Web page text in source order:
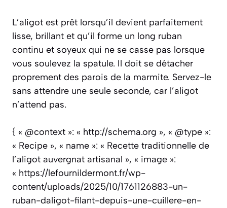
L’aligot est prêt lorsqu’il devient parfaitement
lisse, brillant et qu’il forme un long ruban
continu et soyeux qui ne se casse pas lorsque
vous soulevez la spatule. Il doit se détacher
proprement des parois de la marmite. Servez-le
sans attendre une seule seconde, car l’aligot
n’attend pas.
{ « @context »: « http://schema.org », « @type »:
« Recipe », « name »: « Recette traditionnelle de
l’aligot auvergnat artisanal », « image »:
« https://lefournildermont.fr/wp-
content/uploads/2025/10/1761126883-un-
ruban-daligot-filant-depuis-une-cuillere-en-